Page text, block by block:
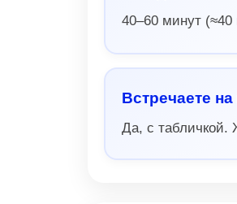
40–60 минут (≈40
Встречаете
Да, с табличкой.